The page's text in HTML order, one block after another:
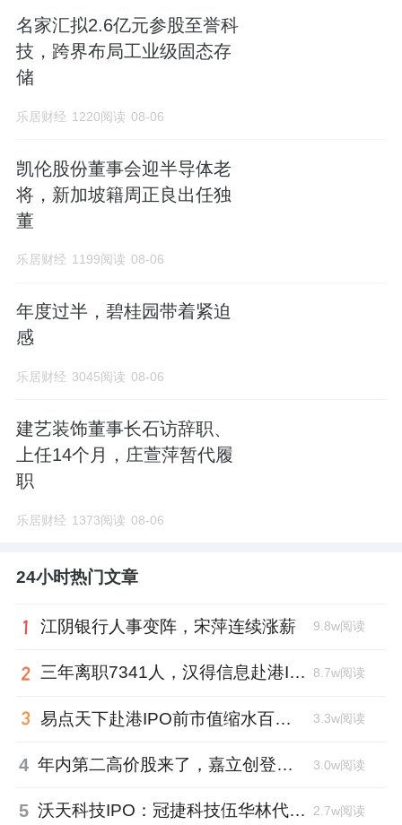
名家汇拟2.6亿元参股至誉科
技，跨界布局工业级固态存
储
乐居财经 1220阅读 08-06
凯伦股份董事会迎半导体老
将，新加坡籍周正良出任独
董
乐居财经 1199阅读 08-06
年度过半，碧桂园带着紧迫
感
乐居财经 3045阅读 08-06
建艺装饰董事长石访辞职、
上任14个月，庄萱萍暂代履
职
乐居财经 1373阅读 08-06
24小时热门文章
江阴银行人事变阵，宋萍连续涨薪 9.8w阅读
三年离职7341人，汉得信息赴港IPO前欠缴社保1.55亿元 8.7w阅读
易点天下赴港IPO前市值缩水百亿，邹小武和创业伙伴收割了10亿 3.3w阅读
4 年内第二高价股来了，嘉立创登陆深交所开盘涨超177%、总市值1300亿元 3.0w阅读
5 沃天科技IPO：冠捷科技伍华林代持入局，四名“60”后国企老兵借钱回购股权 2.7w阅读